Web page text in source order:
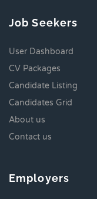
Job Seekers
User Dashboard
CV Packages
Candidate Listing
Candidates Grid
About us
Contact us
Employers